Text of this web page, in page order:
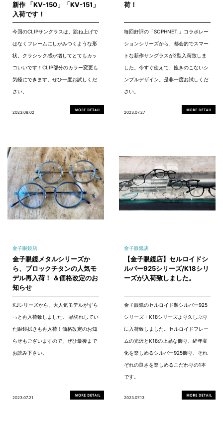
新作 「KV-150」「KV-151」
入荷です！
今回のCLIPサングラスは、跳ね上げで
はなくフレームにしがみつくような形
状。クラシック感が増してとてもカッ
コいいです！CLIP部分のカラー変更も
気軽にできます。ぜひ一度お試しくだ
さい。
2023.08.02
荷！
毎回好評の「SOPHNET.」コラボレー
ションシリーズから、都会的でスマー
トな新作サングラスが2型入荷致しま
した。今すぐ使えて、飽きのこないシ
ンプルデザイン。是非一度お試しくだ
さい。
2023.07.27
金子眼鏡店
金子眼鏡メタルシリーズか
ら、ブロックチタンの人気モ
デル再入荷！ ＆価格改定のお
知らせ
KJシリーズから、大人気モデルがずら
っと再入荷致しました。 品切れしてい
た眼鏡拭きも再入荷！価格改定のお知
らせもございますので、ぜひ最後まで
お読み下さい。
2023.07.21
金子眼鏡店
【金子眼鏡店】セルロイドシ
ルバー925シリーズ/K18シリ
ーズが入荷致しました。
金子眼鏡のセルロイド製シルバー925
シリーズ・K18シリーズより久しぶり
に入荷致しました。セルロイドフレー
ムの光沢とK18の上品な飾り、経年変
化を楽しめるシルバー925飾り、それ
ぞれの良さを楽しめるこだわりの1本
です。
2023.07.13